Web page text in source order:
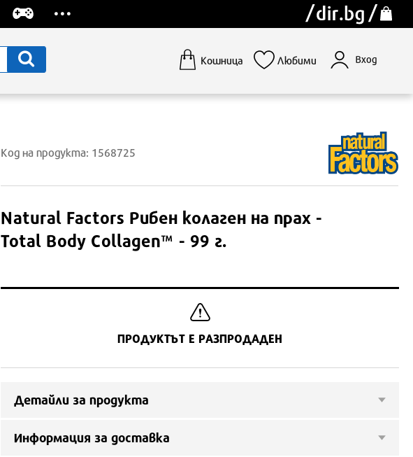
Кошница Любими Вход
Код на продукта: 1568725
Natural Factors Рибен колаген на прах -
Total Body Collagen™ - 99 г.
ПРОДУКТЪТ Е РАЗПРОДАДЕН
Детайли за продукта
Информация за доставка